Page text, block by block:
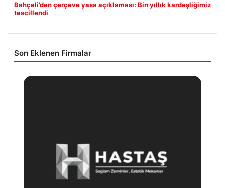
Bahçeli’den çerçeve yasa açıklaması: Bin yıllık kardeşliğimiz
tescillendi
Son Eklenen Firmalar